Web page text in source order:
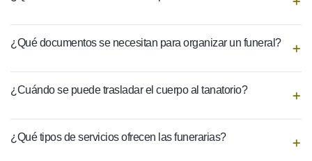
¿Qué documentos se necesitan para organizar un funeral?
¿Cuándo se puede trasladar el cuerpo al tanatorio?
¿Qué tipos de servicios ofrecen las funerarias?